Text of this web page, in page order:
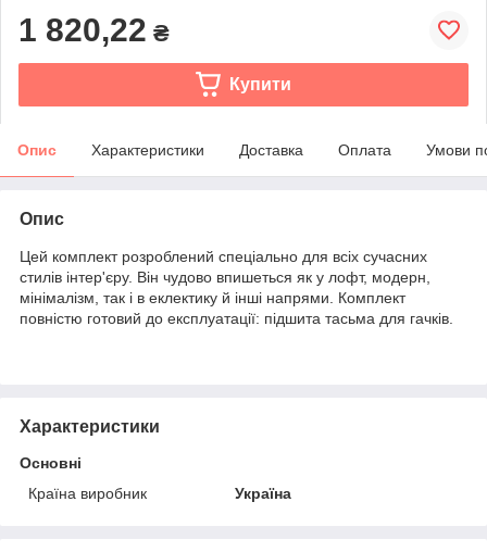
1 820,22 ₴
Купити
Опис Характеристики Доставка Оплата Умови
Опис
Цей комплект розроблений спеціально для всіх сучасних
стилів інтер'єру. Він чудово впишеться як у лофт, модерн,
мінімалізм, так і в еклектику й інші напрями. Комплект
повністю готовий до експлуатації: підшита тасьма для гачків.
Характеристики
Основні
Країна виробник
Україна